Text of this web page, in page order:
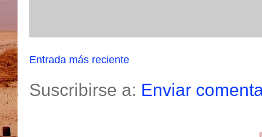
Entrada más reciente
Suscribirse a: Enviar